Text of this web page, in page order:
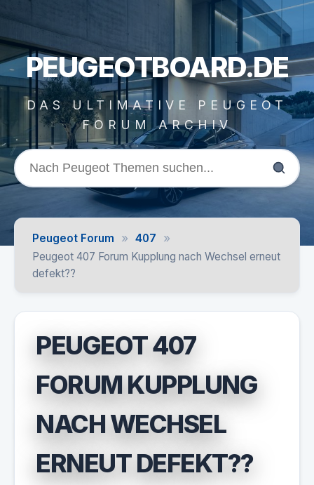
PEUGEOTBOARD.DE
DAS ULTIMATIVE PEUGEOT
FORUM ARCHIV
Peugeot Forum » 407 »
Peugeot 407 Forum Kupplung nach Wechsel erneut
defekt??
PEUGEOT 407
FORUM KUPPLUNG
NACH WECHSEL
ERNEUT DEFEKT??